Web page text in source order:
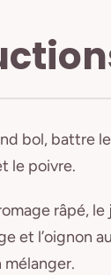
bol, battre
le poivre.
râpé, le
et l’oignon
mélanger.